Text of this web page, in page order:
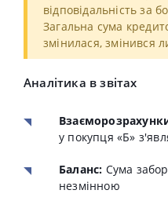
відповідальність за
Загальна сума
змінилася, змінився
Аналітика в звітах
у покупця «Б»
Баланс: Сума
незмінною